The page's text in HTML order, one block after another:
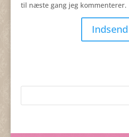
til næste gang jeg kommenterer.